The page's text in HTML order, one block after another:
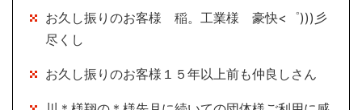
お久し振りのお客様 稲。工業様 豪快<゜)))彡
尽くし
お久し振りのお客様１５年以上前も仲良しさん